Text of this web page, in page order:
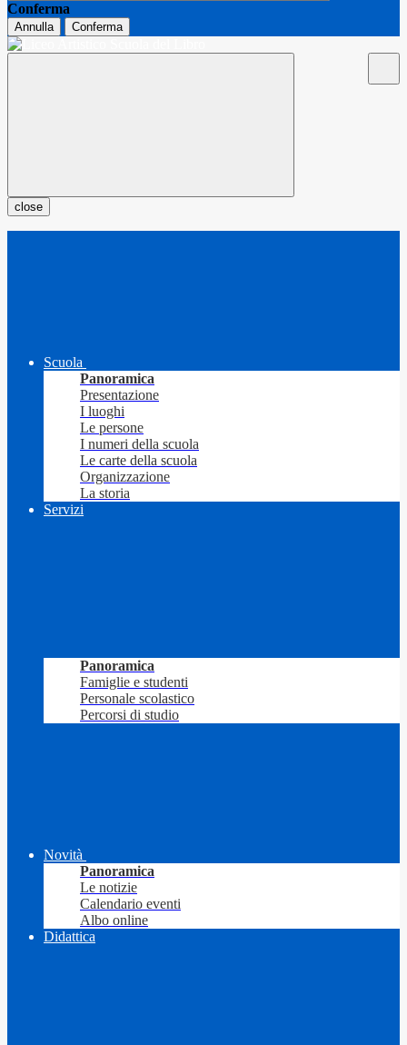
Conferma
Annulla Conferma
close
Scuola
Panoramica
Presentazione
I luoghi
Le persone
I numeri della scuola
Le carte della scuola
Organizzazione
La storia
Servizi
Panoramica
Famiglie e studenti
Personale scolastico
Percorsi di studio
Novità
Panoramica
Le notizie
Calendario eventi
Albo online
Didattica